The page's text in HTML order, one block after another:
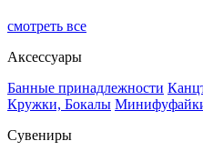
смотреть все
Аксессуары
Банные принадлежности
Кружки, Бокалы
Сувениры